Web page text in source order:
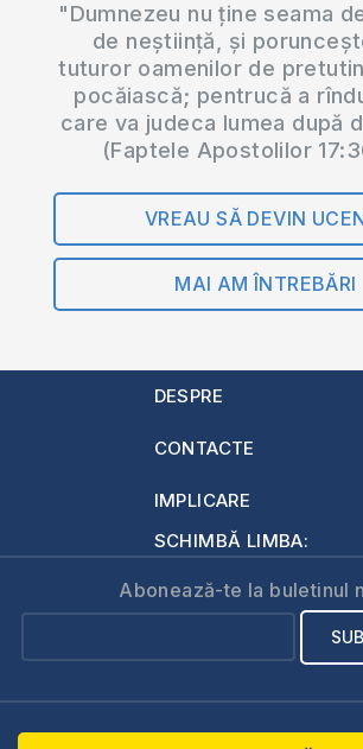
"Dumnezeu nu ține seama
de neștiință, și
tuturor oamenilor de
pocăiască; pentrucă a
care va judeca lumea după
(Faptele Apostolilor
VREAU SĂ DEVIN
MAI AM ÎNTREBĂRI
DESPRE
CONTACTE
IMPLICARE
SCHIMBĂ LIMBA:
Abonează-te la buletinul